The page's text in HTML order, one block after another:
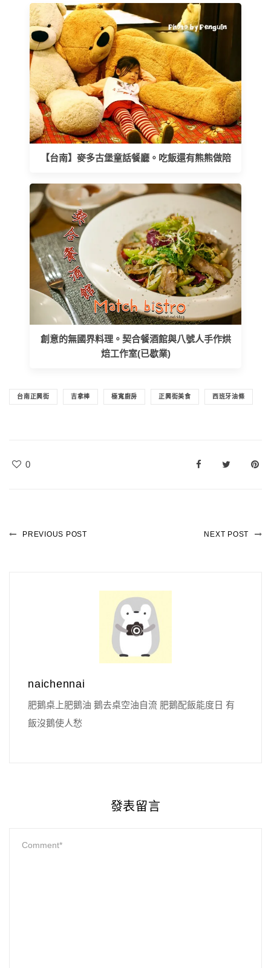
【台南】麥多古堡童話餐廳。吃飯還有熊熊做陪
創意的無國界料理。契合餐酒館與八號人手作烘
焙工作室(已歇業)
台南正興街 吉拿棒 極寬廚房 正興街美食 西班牙油條
0
PREVIOUS POST NEXT POST
naichennai
肥鵝桌上肥鵝油 鵝去桌空油自流 肥鵝配飯能度日 有
飯沒鵝使人愁
發表留言